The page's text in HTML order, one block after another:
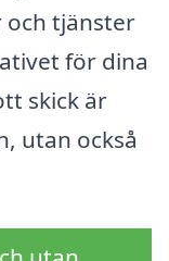
och tjänster
för dina
skick är
utan också